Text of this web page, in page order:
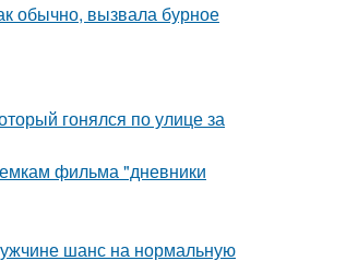
обычно, вызвала бурное
гонялся по улице за
фильма "дневники
шанс на нормальную